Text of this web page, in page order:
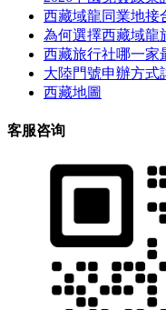
西藏域龍同業地接
為何選擇西藏域龍
西藏旅行社哪一家
大陸門號申辦方式
西藏地圖
客服咨询